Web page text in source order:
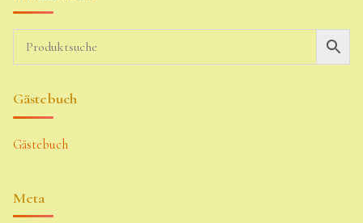
Gästebuch
Gästebuch
Meta